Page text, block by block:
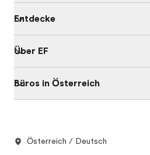
Entdecke
Über EF
Büros in Österreich
Österreich / Deutsch